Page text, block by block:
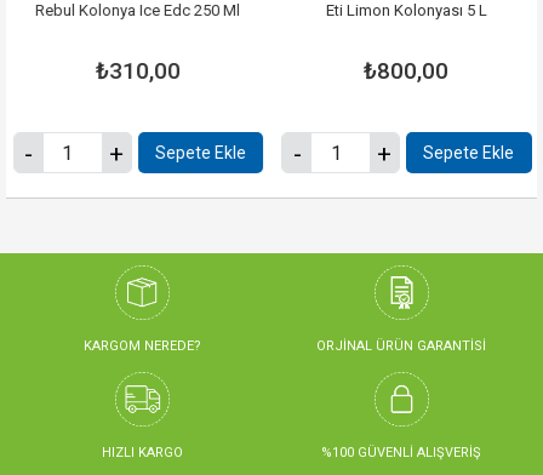
Rebul Kolonya Ice Edc 250 Ml
₺310,00
Sepete Ekle
Eti Limon Kolonyası 5 L
₺800,00
Sepete Ekle
KARGOM NEREDE? ORJİNAL ÜRÜN GARANTİSİ
HIZLI KARGO %100 GÜVENLİ ALIŞVERİŞ